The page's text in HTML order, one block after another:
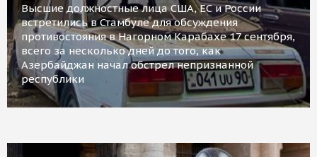
Высшие должностные лица США, ЕС и России
встретились в Стамбуле для обсуждения
противостояния в Нагорном Карабахе 17 сентября,
всего за несколько дней до того, как
Азербайджан начал обстрел непризнанной
республики